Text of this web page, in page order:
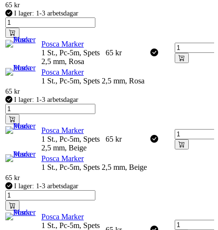
65 kr
I lager: 1-3 arbetsdagar
Posca Marker
1 St., Pc-5m, Spets
2,5 mm, Rosa
65 kr
Posca Marker
1 St., Pc-5m, Spets 2,5 mm, Rosa
65 kr
I lager: 1-3 arbetsdagar
Posca Marker
1 St., Pc-5m, Spets
2,5 mm, Beige
65 kr
Posca Marker
1 St., Pc-5m, Spets 2,5 mm, Beige
65 kr
I lager: 1-3 arbetsdagar
Posca Marker
1 St., Pc-5m, Spets